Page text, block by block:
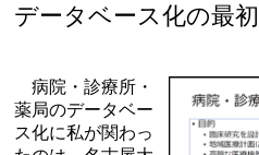
データベース化の最
病院・診療所・
薬局のデータベー
ス化に私が関わっ